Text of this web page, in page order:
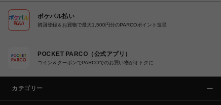
ポケパル払い
初回登録＆お買物で最大1,500円分のPARCOポイント進呈
POCKET PARCO（公式アプリ）
コイン＆クーポンでPARCOでのお買い物がオトクに
カテゴリー